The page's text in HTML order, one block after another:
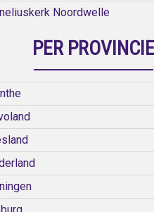
Noordwelle
PER PROVINCIE